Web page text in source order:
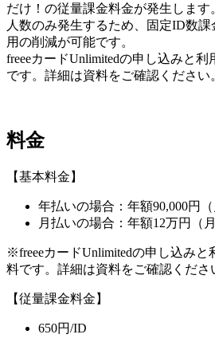
だけ！の従量課金料金が発生します
人数のみ発生するため、固定ID数
用の削減が可能です。
freeeカードUnlimitedの申し込みと
です。詳細は資料をご確認ください
料金
【基本料金】
年払いの場合：年額90,000円（
月払いの場合：年額12万円（月
※freeeカードUnlimitedの申し込み
料です。詳細は資料をご確認くださ
【従量課金料金】
650円/ID